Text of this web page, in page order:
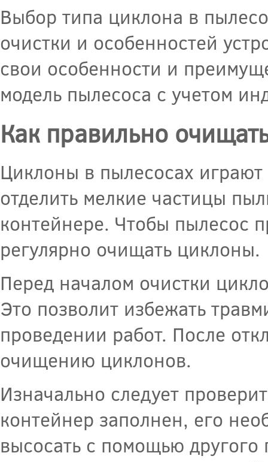
Выбор типа циклона в
очистки и особенностей
свои особенности и
модель пылесоса с учетом
Как правильно
Циклоны в пылесосах
отделить мелкие частицы
контейнере. Чтобы пылесос
регулярно очищать циклоны.
Перед началом очистки
Это позволит избежать
проведении работ. После
очищению циклонов.
Изначально следует
контейнер заполнен, его
высосать с помощью другого